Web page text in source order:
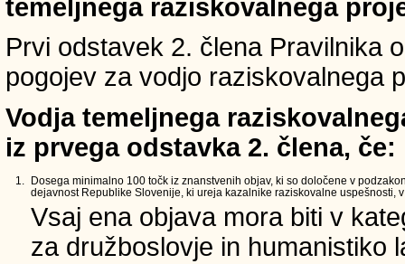
temeljnega raziskovalnega
Prvi odstavek 2. člena Pravilnika
pogojev za vodjo raziskovalnega
Vodja temeljnega
iz prvega odstavka 2. člena, če:
1.
Dosega minimalno 100 točk iz znanstvenih objav, ki so določene v
dejavnost Republike Slovenije, ki ureja kazalnike raziskovalne uspešnosti,
Vsaj ena objava mora biti v
za družboslovje in humanistiko